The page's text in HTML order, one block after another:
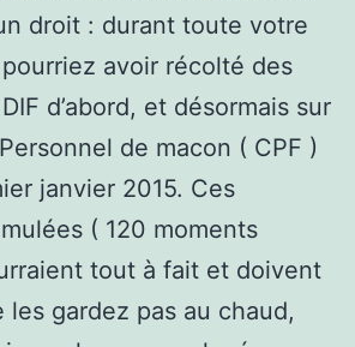
droit : durant toute votre
avoir récolté des
d’abord, et désormais sur
de macon ( CPF )
janvier 2015. Ces
( 120 moments
tout à fait et doivent
les gardez pas au chaud,